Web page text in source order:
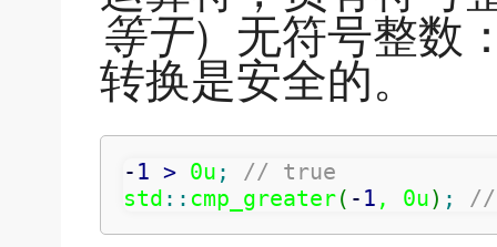
等于）无符号整数
转换是安全的。
- 1 > 0u ;
// true
std :: cmp_greater( - 1 , 0u) ; //